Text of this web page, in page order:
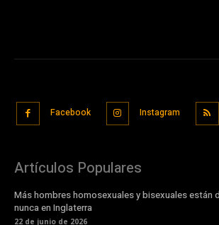
Facebook Instagram
Artículos Populares
Más hombres homosexuales y bisexuales están
nunca en Inglaterra
22 de junio de 2026